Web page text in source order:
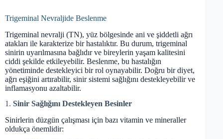
Trigeminal Nevraljide Beslenme
Trigeminal nevralji (TN), yüz bölgesinde ani ve şiddetli ağrı
atakları ile karakterize bir hastalıktır. Bu durum, trigeminal
sinirin uyarılmasına bağlıdır ve bireylerin yaşam kalitesini
ciddi şekilde etkileyebilir. Beslenme, bu hastalığın
yönetiminde destekleyici bir rol oynayabilir. Doğru bir diyet,
ağrı eşiğini artırabilir, sinir sistemi sağlığını destekleyebilir ve
inflamasyonu azaltabilir.
1. Sinir Sağlığını Destekleyen Besinler
Sinirlerin düzgün çalışması için bazı vitamin ve mineraller
oldukça önemlidir: